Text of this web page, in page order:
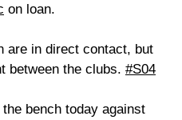
on loan.
are in direct contact, but
between the clubs. #S04
bench today against